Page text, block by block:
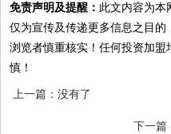
免责声明及提醒： 此文内容为本
仅为宣传及传递更多信息之目
浏览者慎重核实！任何投资加
慎！
上一篇：没有了
下一篇